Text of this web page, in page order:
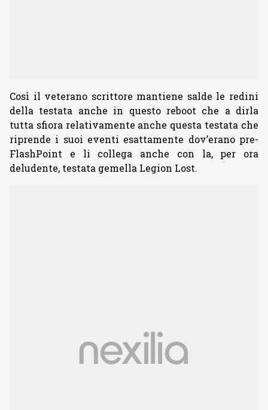
Così il veterano scrittore mantiene salde le redini
della testata anche in questo reboot che a dirla
tutta sfiora relativamente anche questa testata che
riprende i suoi eventi esattamente dov’erano pre-
FlashPoint e li collega anche con la, per ora
deludente, testata gemella Legion Lost.